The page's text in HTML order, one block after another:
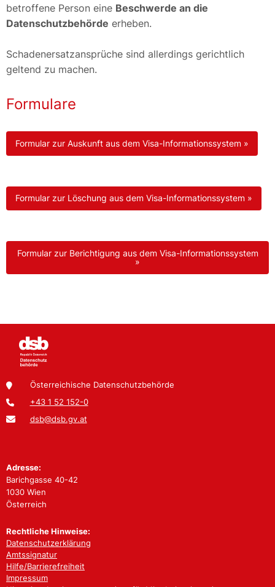
betroffene Person eine Beschwerde an die
Datenschutzbehörde erheben.
Schadenersatzansprüche sind allerdings gerichtlich
geltend zu machen.
Formulare
Formular zur Auskunft aus dem Visa-Informationssystem »
Formular zur Löschung aus dem Visa-Informationssystem »
Formular zur Berichtigung aus dem Visa-Informationssystem
»
Österreichische Datenschutzbehörde
+43 1 52 152-0
dsb@dsb.gv.at
Adresse:
Barichgasse 40-42
1030 Wien
Österreich
Rechtliche Hinweise:
Datenschutzerklärung
Amtssignatur
Hilfe/Barrierefreiheit
Impressum